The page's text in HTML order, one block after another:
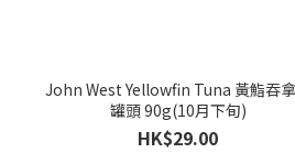
John West Yellowfin Tuna 黃鮨吞
罐頭 90g(10月下旬)
HK$29.00